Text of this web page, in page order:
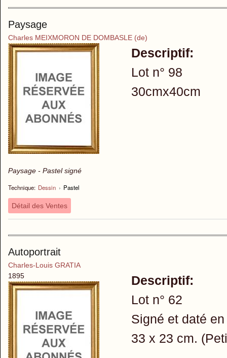
Paysage
Charles MEIXMORON DE DOMBASLE (de)
Paysage - Pastel signé
Technique: Dessin › Pastel
Descriptif:
Lot n° 98
30cmx40cm
Détail des Ventes
Autoportrait
Charles-Louis GRATIA
1895
Descriptif:
Lot n° 62
Signé et daté
33 x 23 cm.